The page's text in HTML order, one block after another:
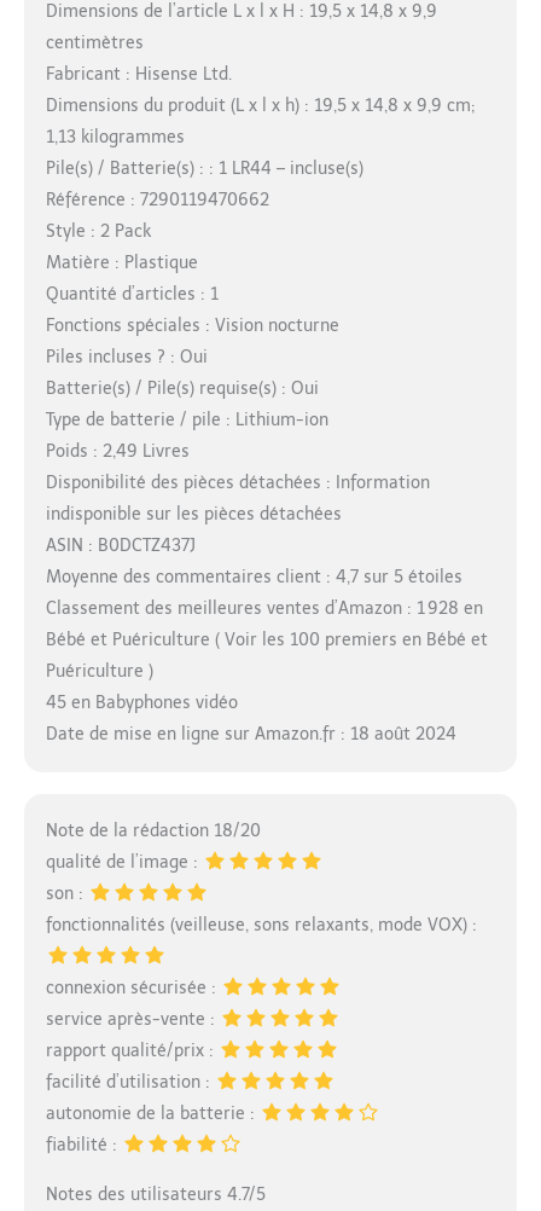
Dimensions de l’article L x l x H : 19,5 x 14,8 x 9,9
centimètres
Fabricant : Hisense Ltd.
Dimensions du produit (L x l x h) : 19,5 x 14,8 x 9,9 cm;
1,13 kilogrammes
Pile(s) / Batterie(s) : : 1 LR44 – incluse(s)
Référence : 7290119470662
Style : 2 Pack
Matière : Plastique
Quantité d’articles : 1
Fonctions spéciales : Vision nocturne
Piles incluses ? : Oui
Batterie(s) / Pile(s) requise(s) : Oui
Type de batterie / pile : Lithium-ion
Poids : 2,49 Livres
Disponibilité des pièces détachées : Information
indisponible sur les pièces détachées
ASIN : B0DCTZ437J
Moyenne des commentaires client : 4,7 sur 5 étoiles
Classement des meilleures ventes d’Amazon : 1 928 en
Bébé et Puériculture ( Voir les 100 premiers en Bébé et
Puériculture )
45 en Babyphones vidéo
Date de mise en ligne sur Amazon.fr : 18 août 2024
Note de la rédaction 18/20
qualité de l’image :
son :
fonctionnalités (veilleuse, sons relaxants, mode VOX) :
connexion sécurisée :
service après-vente :
rapport qualité/prix :
facilité d’utilisation :
autonomie de la batterie :
fiabilité :
Notes des utilisateurs 4.7/5